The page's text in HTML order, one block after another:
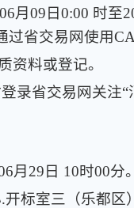
09日0:00 时至
省交易网使用
资料或登记。
录省交易网关注
月29日 10时00分。
标室三（乐都